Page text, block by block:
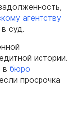
агентству
суд.
истории.
в бюро
просрочка